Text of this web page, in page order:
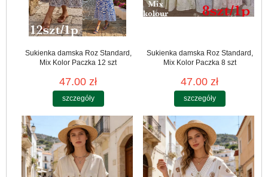
Sukienka damska Roz Standard,
Mix Kolor Paczka 12 szt
47.00 zł
szczegóły
Sukienka damska Roz Standard,
Mix Kolor Paczka 8 szt
47.00 zł
szczegóły